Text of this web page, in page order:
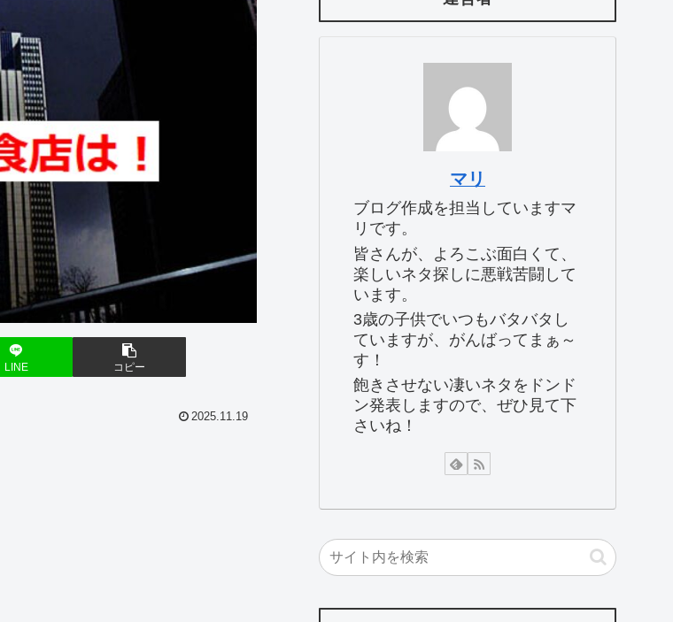
LINE コピー
2025.11.19
マリ
ブログ作成を担当していますマ
リです。
皆さんが、よろこぶ面白くて、
楽しいネタ探しに悪戦苦闘して
います。
3歳の子供でいつもバタバタし
ていますが、がんばってまぁ～
す！
飽きさせない凄いネタをドンド
ン発表しますので、ぜひ見て下
さいね！